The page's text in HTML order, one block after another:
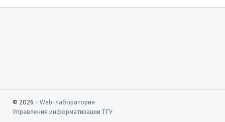
© 2026 - Web-лаборатория
Управления информатизации ТГУ